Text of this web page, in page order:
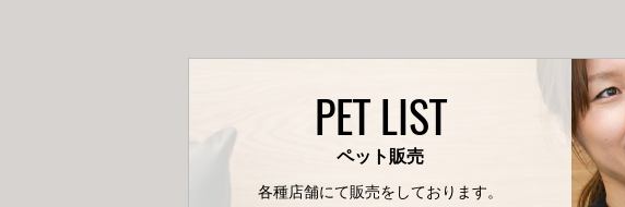
PET LIST
ペット販売
各種店舗にて販売をしております。